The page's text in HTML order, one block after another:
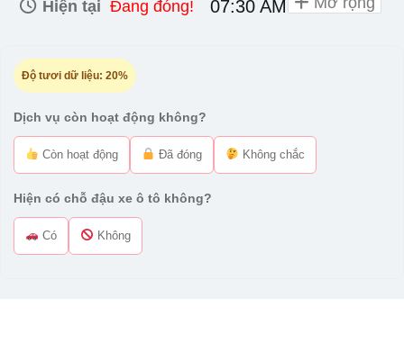
Hiện tại Đang đóng! 07:30 AM - 06:00 PM
Độ tươi dữ liệu: 20%
Dịch vụ còn hoạt động không?
Còn hoạt động Đã đóng Không chắc
Hiện có chỗ đậu xe ô tô không?
Có Không